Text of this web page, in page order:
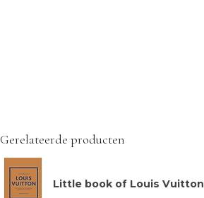
Gerelateerde producten
Little book of Louis Vuitton